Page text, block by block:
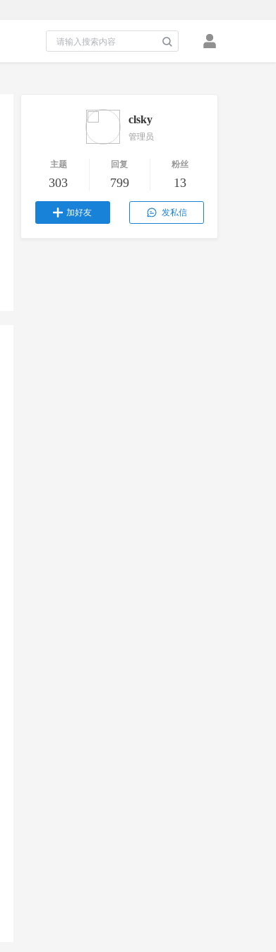
clsky
管理员
主题
303
回复
799
粉丝
13
加好友 发私信